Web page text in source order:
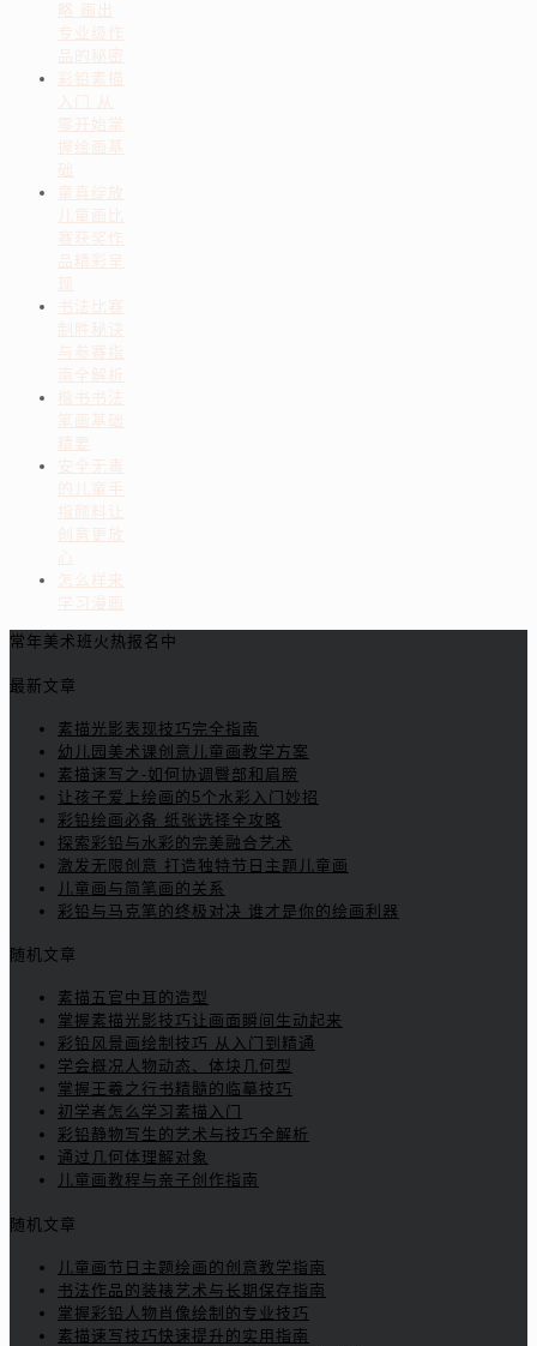
略 画出
专业级作
品的秘密
彩铅素描
入门 从
零开始掌
握绘画基
础
童真绽放
儿童画比
赛获奖作
品精彩呈
书法比赛
制胜秘诀
与参赛指
南全解析
楷书书法
笔画基础
精要
安全无毒
的儿童手
创意更放
怎么样来
学习漫画
常年美术班火热报名中
最新文章
素描光影表现技巧完全指南
幼儿园美术课创意儿童画教学方案
素描速写之-如何协调臀部和肩膀
让孩子爱上绘画的5个水彩入门妙招
彩铅绘画必备 纸张选择全攻略
探索彩铅与水彩的完美融合艺术
激发无限创意 打造独特节日主题儿童画
儿童画与简笔画的关系
彩铅与马克笔的终极对决 谁才是你的绘画利器
随机文章
素描五官中耳的造型
掌握素描光影技巧让画面瞬间生动起来
彩铅风景画绘制技巧 从入门到精通
学会概况人物动态、体块几何型
掌握王羲之行书精髓的临摹技巧
初学者怎么学习素描入门
彩铅静物写生的艺术与技巧全解析
通过几何体理解对象
儿童画教程与亲子创作指南
随机文章
儿童画节日主题绘画的创意教学指南
书法作品的装裱艺术与长期保存指南
掌握彩铅人物肖像绘制的专业技巧
素描速写技巧快速提升的实用指南